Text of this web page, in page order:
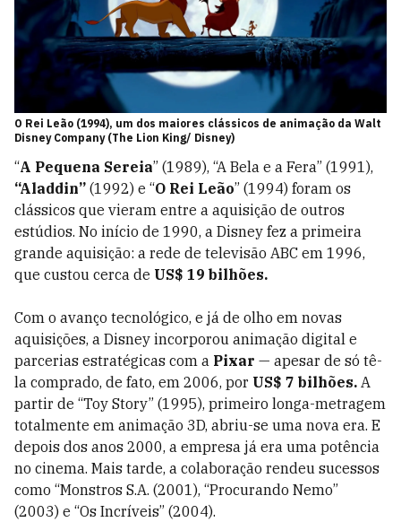
O Rei Leão (1994), um dos maiores clássicos de animação da Walt
Disney Company (The Lion King/ Disney)
“A Pequena Sereia” (1989), “A Bela e a Fera” (1991),
“Aladdin” (1992) e “O Rei Leão” (1994) foram os
clássicos que vieram entre a aquisição de outros
estúdios. No início de 1990, a Disney fez a primeira
grande aquisição: a rede de televisão ABC em 1996,
que custou cerca de US$ 19 bilhões.
Com o avanço tecnológico, e já de olho em novas
aquisições, a Disney incorporou animação digital e
parcerias estratégicas com a Pixar — apesar de só tê-
la comprado, de fato, em 2006, por US$ 7 bilhões. A
partir de “Toy Story” (1995), primeiro longa-metragem
totalmente em animação 3D, abriu-se uma nova era. E
depois dos anos 2000, a empresa já era uma potência
no cinema. Mais tarde, a colaboração rendeu sucessos
como “Monstros S.A. (2001), “Procurando Nemo”
(2003) e “Os Incríveis” (2004).